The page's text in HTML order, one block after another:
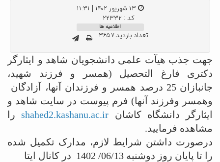
کد : ۲۲۳۳۲
اطلاعیه ها
تعداد بازدید:۳۶۵۷
جهت جذب هیآت علمی دانشجویان شاهد و ایثارگر
دکتری فارغ التحصیل (همسر و فرزند شهید،
جانبازان 25 درصد همسر و فرزندان آنها، آزادگان
وهمسر وفرزند آنها) فرم پیوست در سایت شاهد و
ایثارگر دانشگاه کاشان shahed2.kashanu.ac.irرا
مشاهده فرمایید.
درصورت داشتن شرایط لازم، مدارک تکمیل شده
را تا پایان روز دوشنبه 06/13/ 1402 در کانال ایتا